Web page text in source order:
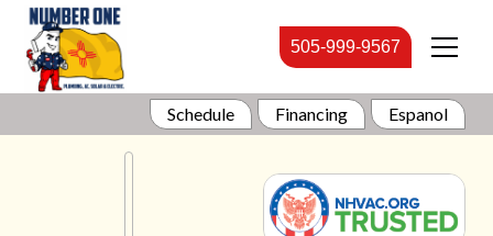
505-999-9567
Schedule Financing Espanol